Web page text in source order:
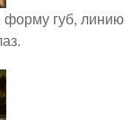
губ, линию